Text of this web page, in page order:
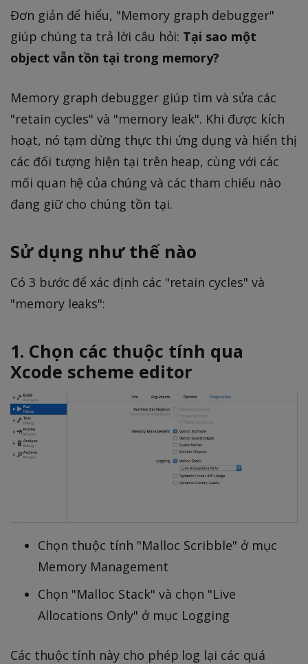
Đơn giản để hiểu, "Memory graph debugger"
giúp chúng ta trả lời câu hỏi: Tại sao một
object vẫn tồn tại trong memory?
Memory graph debugger giúp tìm và sửa các
"retain cycles" và "memory leak". Khi được kích
hoạt, nó tạm dừng thực thi ứng dụng và hiển thị
các đối tượng hiện tại trên heap, cùng với các
mối quan hệ của chúng và các tham chiếu nào
đang giữ cho chúng tồn tại.
Sử dụng như thế nào
Có 3 bước để xác định các "retain cycles" và
"memory leaks":
1. Chọn các thuộc tính qua
Xcode scheme editor
Chọn thuộc tính "Malloc Scribble" ở mục
Memory Management
Chọn "Malloc Stack" và chọn "Live
Allocations Only" ở mục Logging
Các thuộc tính này cho phép log lại các quá